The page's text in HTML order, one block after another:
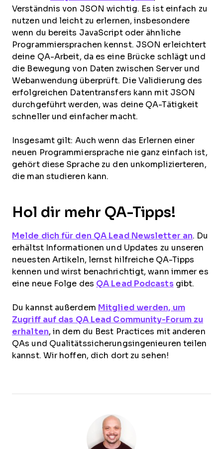
Verständnis von JSON wichtig. Es ist einfach zu
nutzen und leicht zu erlernen, insbesondere
wenn du bereits JavaScript oder ähnliche
Programmiersprachen kennst. JSON erleichtert
deine QA-Arbeit, da es eine Brücke schlägt und
die Bewegung von Daten zwischen Server und
Webanwendung überprüft. Die Validierung des
erfolgreichen Datentransfers kann mit JSON
durchgeführt werden, was deine QA-Tätigkeit
schneller und einfacher macht.
Insgesamt gilt: Auch wenn das Erlernen einer
neuen Programmiersprache nie ganz einfach ist,
gehört diese Sprache zu den unkomplizierteren,
die man studieren kann.
Hol dir mehr QA-Tipps!
Melde dich für den QA Lead Newsletter an. Du
erhältst Informationen und Updates zu unseren
neuesten Artikeln, lernst hilfreiche QA-Tipps
kennen und wirst benachrichtigt, wann immer es
eine neue Folge des QA Lead Podcastsgibt.
Du kannst außerdem Mitglied werden, um
Zugriff auf das QA Lead Community-Forum zu
erhalten, in dem du Best Practices mit anderen
QAs und Qualitätssicherungsingenieuren teilen
kannst. Wir hoffen, dich dort zu sehen!